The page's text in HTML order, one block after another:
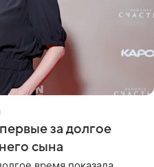
за долгое
сына